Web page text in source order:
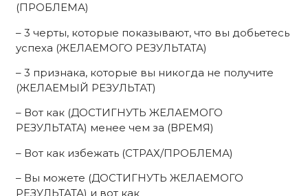
(ПРОБЛЕМА)
– 3 черты, которые показывают, что вы добьетесь
успеха (ЖЕЛАЕМОГО РЕЗУЛЬТАТА)
– 3 признака, которые вы никогда не получите
(ЖЕЛАЕМЫЙ РЕЗУЛЬТАТ)
– Вот как (ДОСТИГНУТЬ ЖЕЛАЕМОГО
РЕЗУЛЬТАТА) менее чем за (ВРЕМЯ)
– Вот как избежать (СТРАХ/ПРОБЛЕМА)
– Вы можете (ДОСТИГНУТЬ ЖЕЛАЕМОГО
РЕЗУЛЬТАТА) и вот как